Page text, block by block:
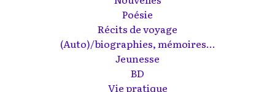
Poésie
Récits de voyage
(Auto)/biographies, mémoires...
Jeunesse
BD
Vie pratique